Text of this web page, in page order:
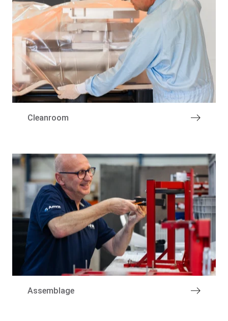
Over de groep
Marktsegmenten
Cleanroom
Assemblage